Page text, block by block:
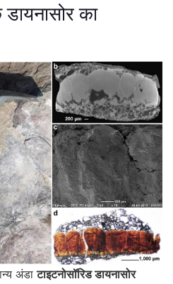
डायनासोर का
अंडाटाइटनोसॉरिड डायनासोर